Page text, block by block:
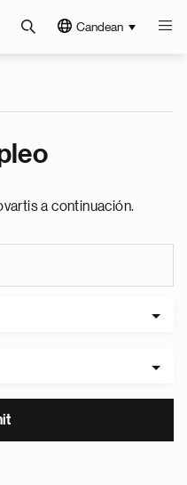
Candean
a continuación.